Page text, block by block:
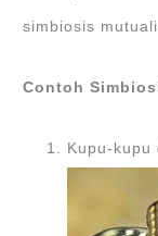
simbiosis
Contoh
Kupu-kupu